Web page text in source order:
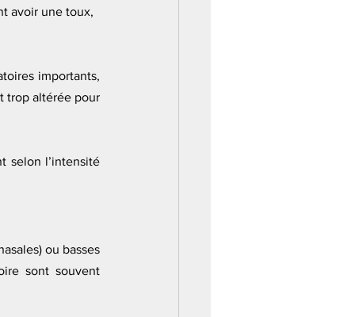
avoir une toux,
importants,
trop altérée pour
selon l’intensité
ou basses
sont souvent